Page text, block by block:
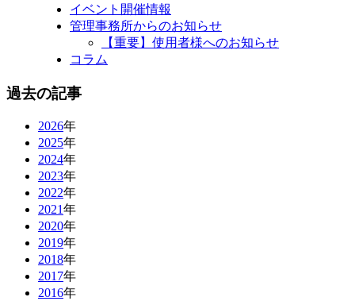
イベント開催情報
管理事務所からのお知らせ
【重要】使用者様へのお知らせ
コラム
過去の記事
2026年
2025年
2024年
2023年
2022年
2021年
2020年
2019年
2018年
2017年
2016年